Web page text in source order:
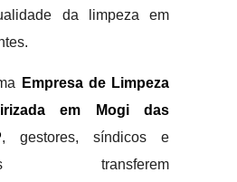
da limpeza em
Empresa de Limpeza
em Mogi das
, gestores, síndicos e
transferem